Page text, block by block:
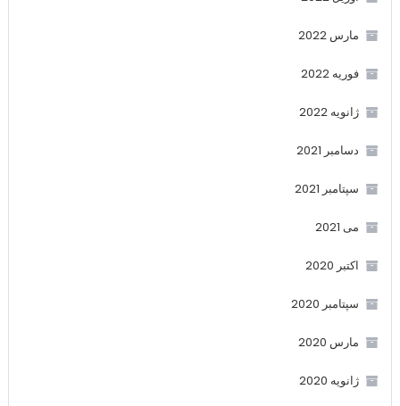
مارس 2022
فوریه 2022
ژانویه 2022
دسامبر 2021
سپتامبر 2021
می 2021
اکتبر 2020
سپتامبر 2020
مارس 2020
ژانویه 2020